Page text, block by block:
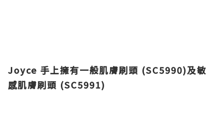
Joyce 手上擁有一般肌膚刷頭 (SC5990)及敏
感肌膚刷頭 (SC5991)